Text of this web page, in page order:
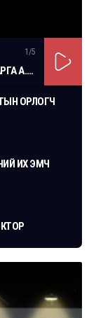
1 /5
ТОМЧУУДААС АСУУЯ #33 ХОТЫН ОРЛОГЧ ДАРГА А.АМАРТҮВШИН
ОРЛОГЧ
ИХ ЭМЧ
С.ЦОГТБАЯР